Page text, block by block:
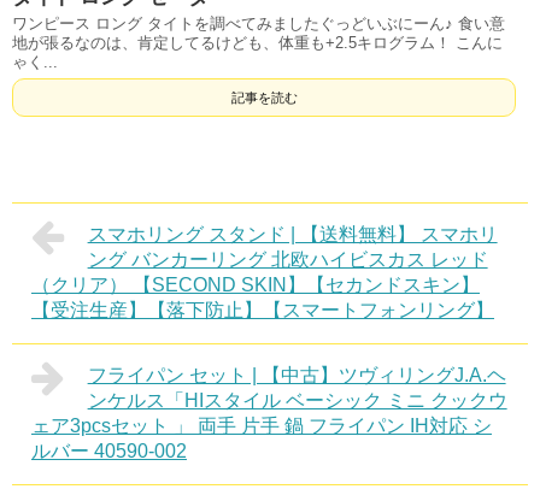
ワンピース ロング タイトを調べてみましたぐっどいぶにーん♪ 食い意
地が張るなのは、肯定してるけども、体重も+2.5キログラム！ こんに
ゃく...
記事を読む
スマホリング スタンド | 【送料無料】 スマホリ
ング バンカーリング 北欧ハイビスカス レッド
（クリア） 【SECOND SKIN】【セカンドスキン】
【受注生産】【落下防止】【スマートフォンリング】
フライパン セット | 【中古】ツヴィリングJ.A.ヘ
ンケルス「HIスタイル ベーシック ミニ クックウ
ェア3pcsセット 」 両手 片手 鍋 フライパン IH対応 シ
ルバー 40590-002